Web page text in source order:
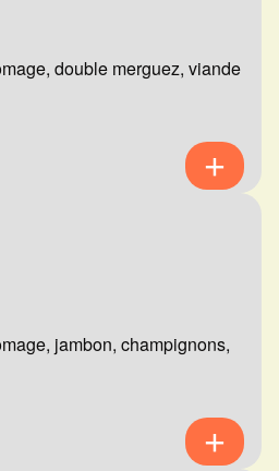
double merguez, viande
jambon, champignons,